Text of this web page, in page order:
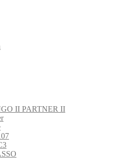
II PARTNER II